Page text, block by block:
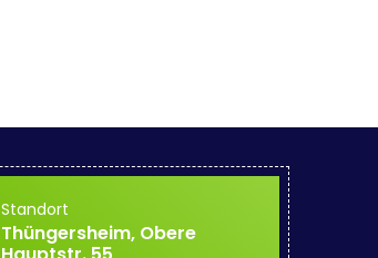
Standort
Thüngersheim, Obere